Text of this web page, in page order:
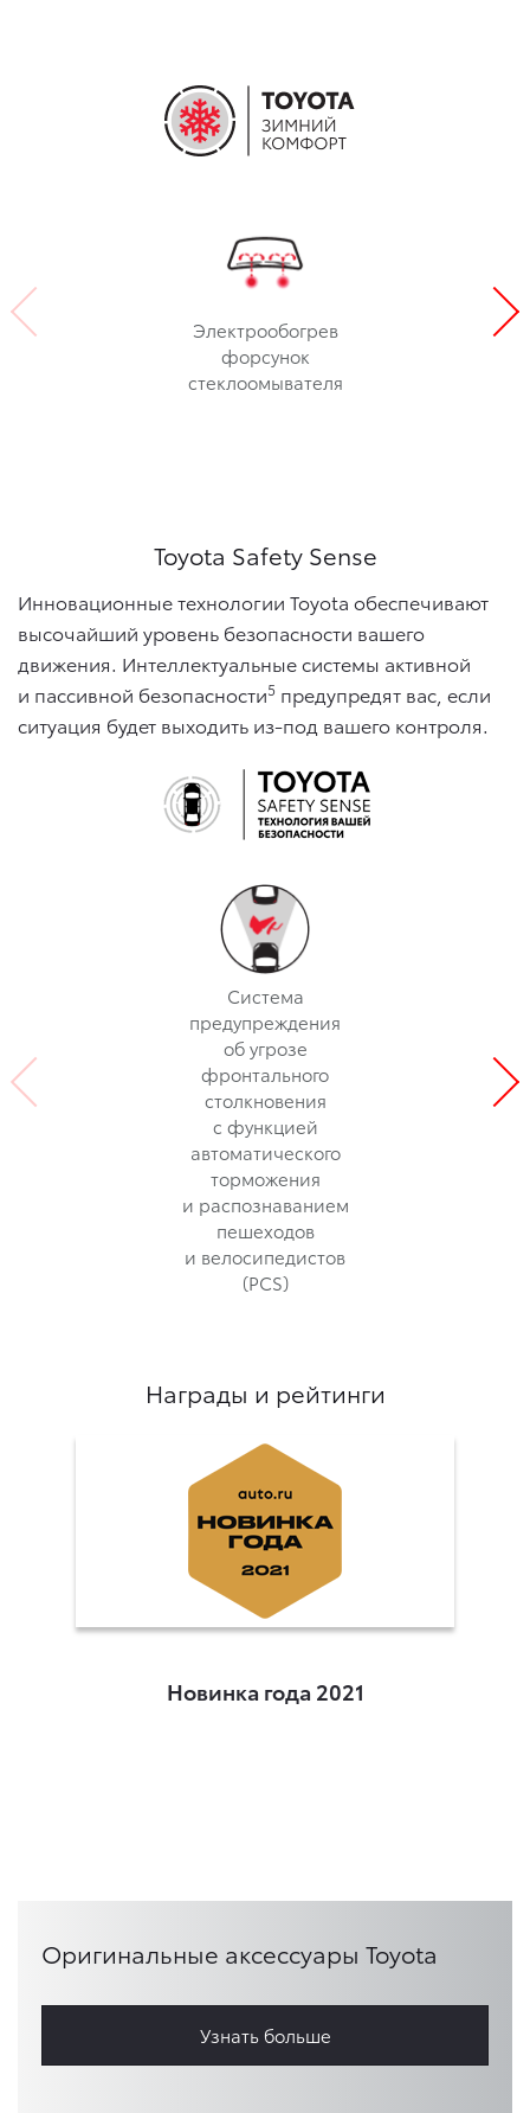
Электрообогрев
форсунок
стеклоомывателя
Toyota Safety Sense
Инновационные технологии Toyota обеспечивают
высочайший уровень безопасности вашего
движения. Интеллектуальные системы активной
и пассивной безопасности5 предупредят вас, если
ситуация будет выходить из-под вашего контроля.
Cистема
предупреждения
об угрозе
фронтального
столкновения
с функцией
автоматического
торможения
и распознаванием
пешеходов
и велосипедистов
(PCS)
Награды и рейтинги
Новинка года 2021
Оригинальные аксессуары Toyota
Узнать больше